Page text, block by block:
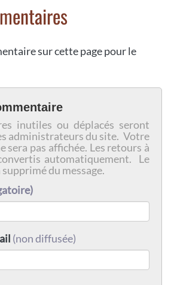
sur cette page pour le
inutiles ou déplacés seront
administrateurs du site. Votre
sera pas affichée. Les retours à
automatiquement. Le
du message.
(non diffusée)